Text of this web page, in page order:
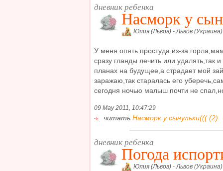
дневник ребенка
Насморк у
Юлия (Львов) - Львов
У меня опять простуда из-за
сразу гланды лечить или удалять,так
планах на будущее,а страдает мой
заражаю,так старалась его
сегодня ночью малыш почти не
09 May 2011, 10:47:29
читать Насморк у сынульки((( (2)
дневник ребенка
Погода
Юлия (Львов) - Львов